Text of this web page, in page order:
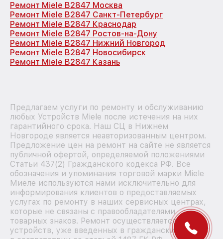
Ремонт Miele B2847 Москва
Ремонт Miele B2847 Санкт-Петербург
Ремонт Miele B2847 Краснодар
Ремонт Miele B2847 Ростов-на-Дону
Ремонт Miele B2847 Нижний Новгород
Ремонт Miele B2847 Новосибирск
Ремонт Miele B2847 Казань
Предлагаем услуги по ремонту и обслуживанию
любых Устройств Miele после истечения на них
гарантийного срока. Наш СЦ в Нижнем
Новгороде является неавторизованным центром.
Предложение цен на ремонт на сайте не является
публичной офертой, определяемой положениями
Статьи 437(2) Гражданского кодекса РФ. Все
обозначения и упоминания торговой марки Miele
Миеле используются нами исключительно для
информирования клиентов о предоставляемых
услугах по ремонту в наших сервисных центрах,
которые не связаны с правообладателями
товарных знаков. Ремонт осуществляется для
устройств, уже введенных в гражданский оборот